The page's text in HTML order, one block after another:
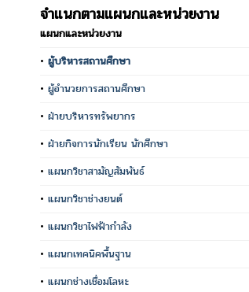
จำแนกตามแผนกและหน่วยงาน
แผนกและหน่วยงาน
• ผู้บริหารสถานศึกษา
• ผู้อำนวยการสถานศึกษา
• ฝ่ายบริหารทรัพยากร
• ฝ่ายกิจการนักเรียน นักศึกษา
• แผนกวิชาสามัญสัมพันธ์
• แผนกวิชาช่างยนต์
• แผนกวิชาไฟฟ้ากำลัง
• แผนกเทคนิคพื้นฐาน
• แผนกช่างเชื่อมโลหะ